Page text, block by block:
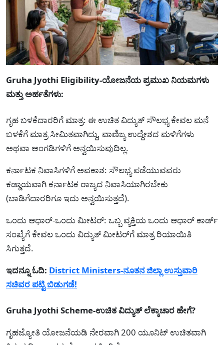
Gruha Jyothi Eligibility-ಯೋಜನೆಯ ಪ್ರಮುಖ ನಿಯಮಗಳು
ಮತ್ತು ಅರ್ಹತೆಗಳು:
ಗೃಹ ಬಳಕೆದಾರರಿಗೆ ಮಾತ್ರ: ಈ ಉಚಿತ ವಿದ್ಯುತ್ ಸೌಲಭ್ಯ ಕೇವಲ ಮನೆ
ಬಳಕೆಗೆ ಮಾತ್ರ ಸೀಮಿತವಾಗಿದ್ದು, ವಾಣಿಜ್ಯ ಉದ್ದೇಶದ ಮಳಿಗೆಗಳು
ಅಥವಾ ಅಂಗಡಿಗಳಿಗೆ ಅನ್ವಯಿಸುವುದಿಲ್ಲ.
ಕರ್ನಾಟಕ ನಿವಾಸಿಗಳಿಗೆ ಅವಕಾಶ: ಸೌಲಭ್ಯ ಪಡೆಯುವವರು
ಕಡ್ಡಾಯವಾಗಿ ಕರ್ನಾಟಕ ರಾಜ್ಯದ ನಿವಾಸಿಯಾಗಿರಬೇಕು
(ಬಾಡಿಗೆದಾರರಿಗೂ ಇದು ಅನ್ವಯಿಸುತ್ತದೆ).
ಒಂದು ಆಧಾರ್-ಒಂದು ಮೀಟರ್: ಒಬ್ಬ ವ್ಯಕ್ತಿಯ ಒಂದು ಆಧಾರ್ ಕಾರ್ಡ್
ಸಂಖ್ಯೆಗೆ ಕೇವಲ ಒಂದು ವಿದ್ಯುತ್ ಮೀಟರ್‌ಗೆ ಮಾತ್ರ ರಿಯಾಯಿತಿ
ಸಿಗುತ್ತದೆ.
ಇದನ್ನೂ ಓದಿ: District Ministers-ನೂತನ ಜಿಲ್ಲಾ ಉಸ್ತುವಾರಿ
ಸಚಿವರ ಪಟ್ಟಿ ಬಿಡುಗಡೆ!
Gruha Jyothi Scheme-ಉಚಿತ ವಿದ್ಯುತ್ ಲೆಕ್ಕಾಚಾರ ಹೇಗೆ?
ಗೃಹಜ್ಯೋತಿ ಯೋಜನೆಯಡಿ ನೇರವಾಗಿ 200 ಯೂನಿಟ್ ಉಚಿತವಾಗಿ